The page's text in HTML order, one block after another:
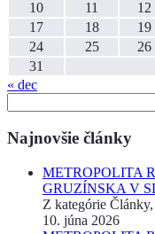
10
11 12
17
18 19
24
25 26
31
« dec
Najnovšie články
METROPOLITA
GRUZÍNSKA V
Z kategórie
10. júna 2026